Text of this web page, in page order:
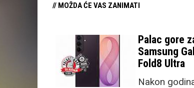
// MOŽDA ĆE VAS ZANIMATI
Palac gore
Samsung
Fold8 Ultra
Nakon